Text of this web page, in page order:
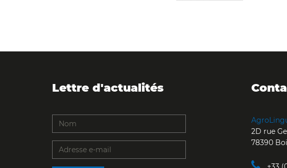
Lettre d'actualités
2D rue
78390